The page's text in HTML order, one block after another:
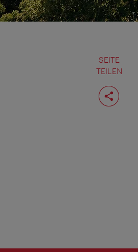
SEITE
TEILEN
Seite
teilen